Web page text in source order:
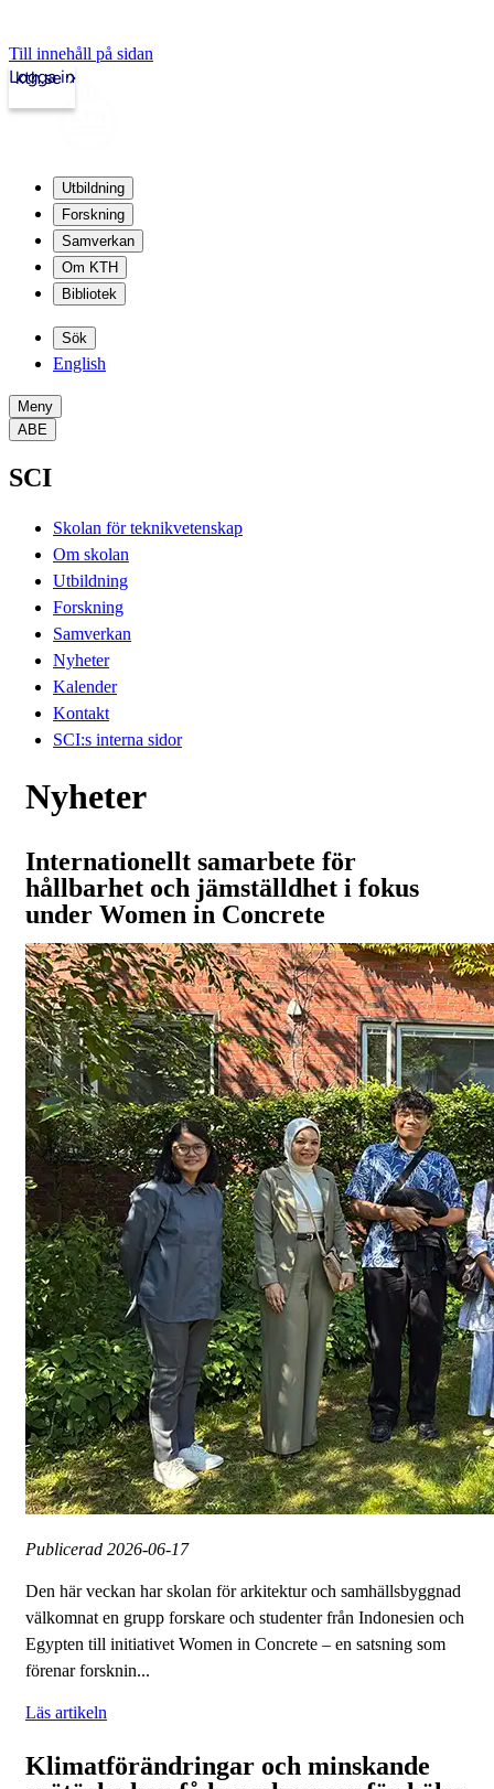
Till innehåll på sidan
kth.se
Logga in
Utbildning
Forskning
Samverkan
Om KTH
Bibliotek
Sök
English
Meny
ABE
SCI
Skolan för teknikvetenskap
Om skolan
Utbildning
Forskning
Samverkan
Nyheter
Kalender
Kontakt
SCI:s interna sidor
Nyheter
Internationellt samarbete för
hållbarhet och jämställdhet i fokus
under Women in Concrete
Publicerad 2026-06-17
Den här veckan har skolan för arkitektur och samhällsbyggnad
välkomnat en grupp forskare och studenter från Indonesien och
Egypten till initiativet Women in Concrete – en satsning som
förenar forsknin...
Läs artikeln
Klimatförändringar och minskande